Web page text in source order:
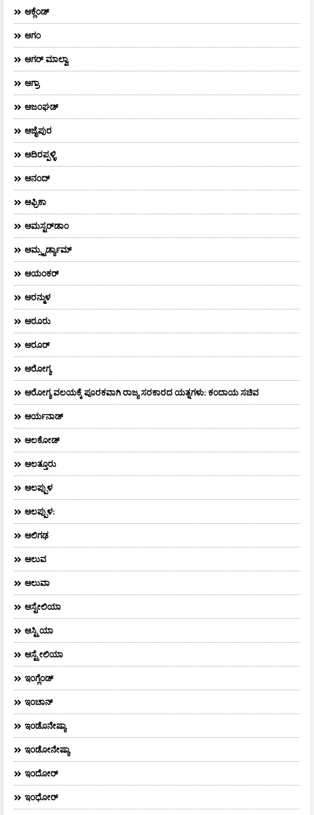
ಆಕ್ಲೆಂಡ್
ಆಗಂ
ಆಗರ್‌ ಮಾಲ್ವಾ
ಆಗ್ರಾ
ಆಜಂಘಡ್
ಆಜೈಪುರ
ಆದಿರಪ್ಪಳ್ಳಿ
ಆನಂದ್‌
ಆಫ್ರಿಕಾ
ಆಮಸ್ಟರ್‌ಡಾಂ
ಆಮ್ಸ್ಟರ್ಡ್ಯಾಮ್
ಆಯಂಕರ್
ಆರನ್ಮುಳ
ಆರೂರು
ಆರೂರ್
ಆರೋಗ್ಯ
ಆರೋಗ್ಯ ವಲಯಕ್ಕೆ ಪೂರಕವಾಗಿ ರಾಜ್ಯ ಸರಕಾರದ ಯತ್ನಗಳು: ಕಂದಾಯ ಸಚಿವ
ಆರ್ಯನಾಡ್
ಆಲಕೋಡ್
ಆಲತ್ತೂರು
ಆಲಪ್ಪುಳ
ಆಲಪ್ಪುಳ:
ಆಲಿಗಢ
ಆಲುವ
ಆಲುವಾ
ಆಸ್ಟೇಲಿಯಾ
ಆಸ್ಟ್ರಿಯಾ
ಆಸ್ಟ್ರೇಲಿಯಾ
ಇಂಗ್ಲೆಂಡ್
ಇಂಚಾನ್
ಇಂಡೊನೇಷ್ಯಾ
ಇಂಡೋನೇಷ್ಯಾ
ಇಂದೋರ್
ಇಂಧೋರ್